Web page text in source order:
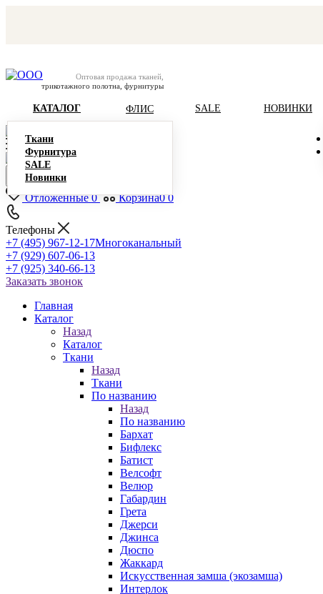
Оптовая продажа тканей,
трикотажного полотна, фурнитуры
КАТАЛОГ
Ткани
Фурнитура
SALE
Новинки
ФЛИС SALE НОВИНКИ
Отложенные 0 Корзина0 0
Телефоны
+7 (495) 967-12-17Многоканальный
+7 (929) 607-06-13
+7 (925) 340-66-13
Заказать звонок
Главная
Каталог
Назад
Каталог
Ткани
Назад
Ткани
По названию
Назад
По названию
Бархат
Бифлекс
Батист
Велсофт
Велюр
Габардин
Грета
Джерси
Джинса
Дюспо
Жаккард
Искусственная замша (экозамша)
Интерлок